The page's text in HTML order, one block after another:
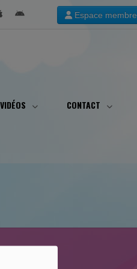
Espace membre
VIDÉOS CONTACT